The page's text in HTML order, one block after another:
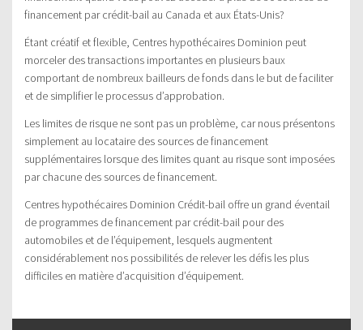
financement par crédit-bail au Canada et aux États-Unis?
Étant créatif et flexible, Centres hypothécaires Dominion peut
morceler des transactions importantes en plusieurs baux
comportant de nombreux bailleurs de fonds dans le but de faciliter
et de simplifier le processus d’approbation.
Les limites de risque ne sont pas un problème, car nous présentons
simplement au locataire des sources de financement
supplémentaires lorsque des limites quant au risque sont imposées
par chacune des sources de financement.
Centres hypothécaires Dominion Crédit-bail offre un grand éventail
de programmes de financement par crédit-bail pour des
automobiles et de l’équipement, lesquels augmentent
considérablement nos possibilités de relever les défis les plus
difficiles en matière d’acquisition d’équipement.